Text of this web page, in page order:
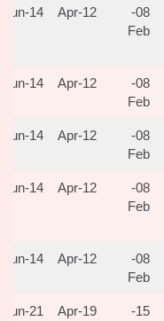
08-
Feb
12-Apr
14-Jun
08-
Feb
12-Apr
14-Jun
08-
Feb
12-Apr
14-Jun
08-
Feb
12-Apr
14-Jun
08-
Feb
12-Apr
14-Jun
15-
19-Apr
21-Jun